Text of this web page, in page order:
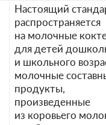
Настоящий
распространяется
на молочные
для детей
и школьного
молочные
продукты,
произведенные
из коровьего